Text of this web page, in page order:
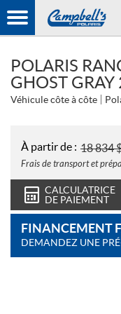
POLARIS
GHOST
Véhicule côte à côte
À partir de : 18 834
Frais de transport et
CALCULATRICE
DE PAIEMENT
FINANCEMENT
DEMANDEZ UNE